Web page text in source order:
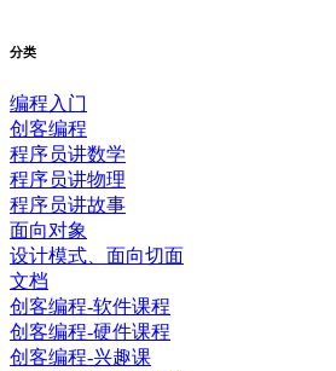
分类
编程入门
创客编程
程序员讲数学
程序员讲物理
程序员讲故事
面向对象
设计模式、面向切面
文档
创客编程-软件课程
创客编程-硬件课程
创客编程-兴趣课